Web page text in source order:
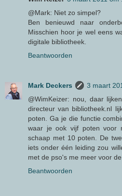
@Mark: Niet zo simpel?
Ben benieuwd naar
Misschien hoor je wel eens
digitale bibliotheek.
Beantwoorden
Mark Deckers
3 maart
@WimKeizer: nou, daar
directeur van bibliotheek.nl
poten. Ga je die functie
waar je ook vijf poten voor
schaap met 10 poten. De
iets onder één leiding zou
met de pso's me meer voor
Beantwoorden